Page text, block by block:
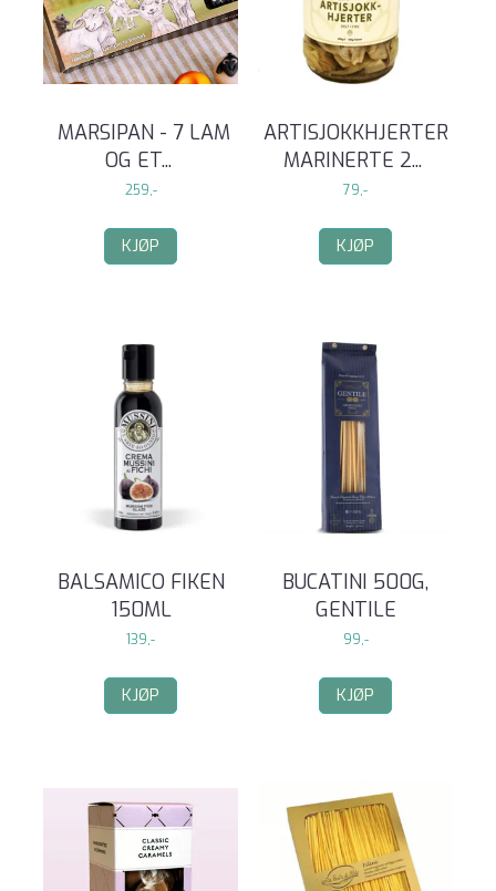
MARSIPAN - 7 LAM
OG ET...
259,-
KJØP
ARTISJOKKHJERTER
MARINERTE 2...
79,-
KJØP
BALSAMICO FIKEN
150ML
139,-
KJØP
BUCATINI 500G,
GENTILE
99,-
KJØP